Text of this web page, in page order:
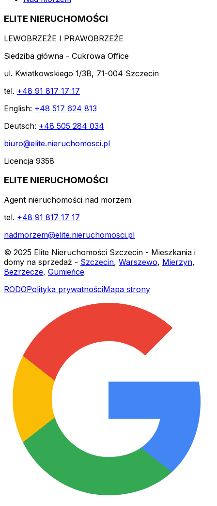
ELITE NIERUCHOMOŚCI
LEWOBRZEŻE I PRAWOBRZEŻE
Siedziba główna - Cukrowa Office
ul. Kwiatkowskiego 1/3B, 71-004 Szczecin
tel. +48 91 817 17 17
English: +48 517 624 813
Deutsch: +48 505 284 034
biuro@elite.nieruchomosci.pl
Licencja 9358
ELITE NIERUCHOMOŚCI
Agent nieruchomości nad morzem
tel. +48 91 817 17 17
nadmorzem@elite.nieruchomosci.pl
© 2025 Elite Nieruchomości Szczecin - Mieszkania i
domy na sprzedaż - Szczecin, Warszewo, Mierzyn,
Bezrzecze, Gumieńce
RODOPolityka prywatnościMapa strony